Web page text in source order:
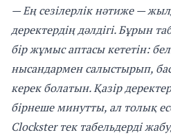
— Ең сезілерлік нәтиже —
деректердің дәлдігі. Бұрын
бір жұмыс аптасы кететін:
нысандармен салыстырып,
керек болатын. Қазір
бірнеше минутты, ал толық
Clockster тек табельдерді